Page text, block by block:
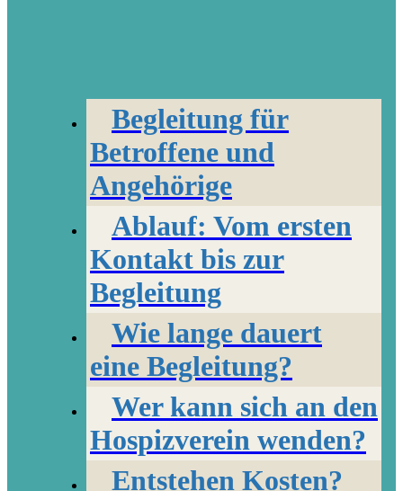
Begleitung für
Betroffene und
Angehörige
Ablauf: Vom ersten
Kontakt bis zur
Begleitung
Wie lange dauert
eine Begleitung?
Wer kann sich an den
Hospizverein wenden?
Entstehen Kosten?